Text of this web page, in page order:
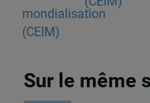
Sur le même